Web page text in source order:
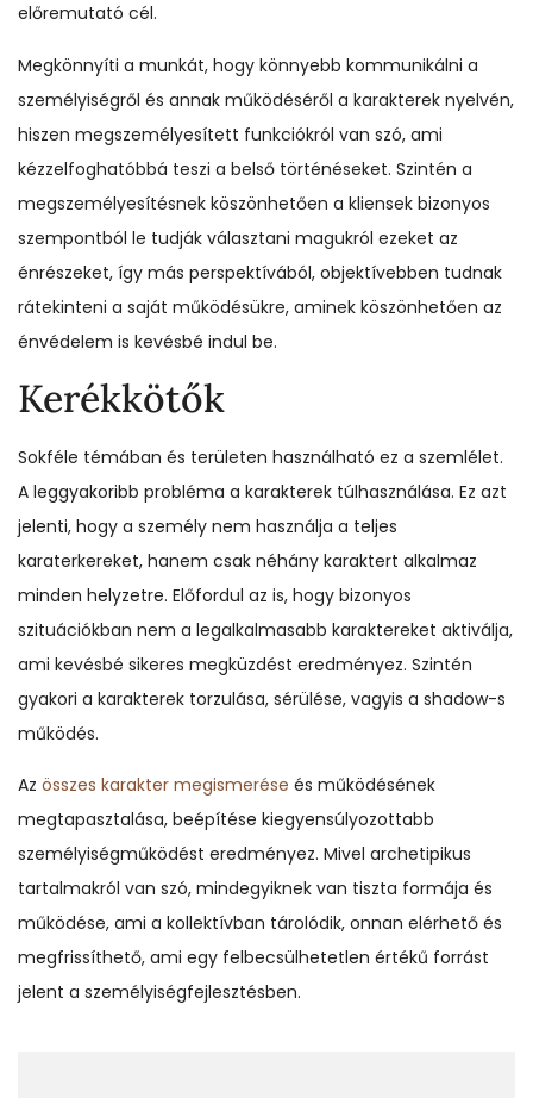
előremutató cél.
Megkönnyíti a munkát, hogy könnyebb kommunikálni a
személyiségről és annak működéséről a karakterek nyelvén,
hiszen megszemélyesített funkciókról van szó, ami
kézzelfoghatóbbá teszi a belső történéseket. Szintén a
megszemélyesítésnek köszönhetően a kliensek bizonyos
szempontból le tudják választani magukról ezeket az
énrészeket, így más perspektívából, objektívebben tudnak
rátekinteni a saját működésükre, aminek köszönhetően az
énvédelem is kevésbé indul be.
Kerékkötők
Sokféle témában és területen használható ez a szemlélet.
A leggyakoribb probléma a karakterek túlhasználása. Ez azt
jelenti, hogy a személy nem használja a teljes
karaterkereket, hanem csak néhány karaktert alkalmaz
minden helyzetre. Előfordul az is, hogy bizonyos
szituációkban nem a legalkalmasabb karaktereket aktiválja,
ami kevésbé sikeres megküzdést eredményez. Szintén
gyakori a karakterek torzulása, sérülése, vagyis a shadow-s
működés.
Az összes karakter megismerése és működésének
megtapasztalása, beépítése kiegyensúlyozottabb
személyiségműködést eredményez. Mivel archetipikus
tartalmakról van szó, mindegyiknek van tiszta formája és
működése, ami a kollektívban tárolódik, onnan elérhető és
megfrissíthető, ami egy felbecsülhetetlen értékű forrást
jelent a személyiségfejlesztésben.